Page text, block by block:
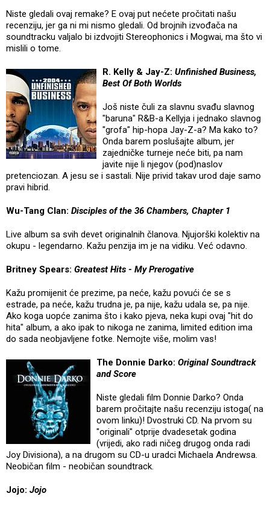
Niste gledali ovaj remake? E ovaj put nećete pročitati našu
recenziju, jer ga ni mi nismo gledali. Od brojnih izvođača na
soundtracku valjalo bi izdvojiti Stereophonics i Mogwai, ma što vi
mislili o tome.
R. Kelly & Jay-Z: Unfinished Business,
Best Of Both Worlds
Još niste čuli za slavnu svađu slavnog
"baruna" R&B-a Kellyja i jednako slavnog
"grofa" hip-hopa Jay-Z-a? Ma kako to?
Onda barem poslušajte album, jer
zajedničke turneje neće biti, pa nam
javite nije li njegov (pod)naslov
pretenciozan. A jesu se i sastali. Nije privid takav urod daje samo
pravi hibrid.
Wu-Tang Clan: Disciples of the 36 Chambers, Chapter 1
Live album sa svih devet originalnih članova. Njujorški kolektiv na
okupu - legendarno. Kažu penzija im je na vidiku. Već odavno.
Britney Spears: Greatest Hits - My Prerogative
Kažu promijenit će prezime, pa neće, kažu povući će se s
estrade, pa neće, kažu trudna je, pa nije, kažu udala se, pa nije.
Ako koga uopće zanima što i kako pjeva, neka kupi ovaj "hit do
hita" album, a ako ipak to nikoga ne zanima, limited edition ima
do sada neobjavljene fotke. Nemojte više, molim vas!
The Donnie Darko: Original Soundtrack
and Score
Niste gledali film Donnie Darko? Onda
barem pročitajte našu recenziju istoga( na
ovom linku)! Dvostruki CD. Na prvom su
"originali" otprije dvadesetak godina
(vrijedi, ako radi ničeg drugog onda radi
Joy Divisiona), a na drugom su CD-u uradci Michaela Andrewsa.
Neobičan film - neobičan soundtrack.
Jojo: Jojo